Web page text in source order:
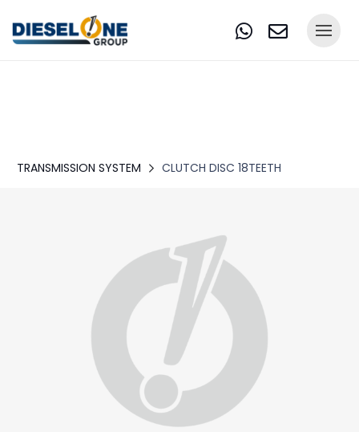
TRANSMISSION SYSTEM CLUTCH DISC 18TEETH